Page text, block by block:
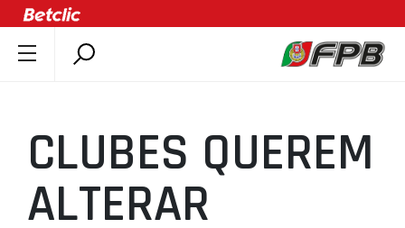
ÚLTIMAS
COMPETIÇÕES
ASSOCIAÇÕES
CLUBES QUEREM
ALTERAR